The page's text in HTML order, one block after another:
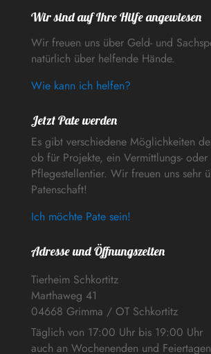
Wir sind auf Ihre Hilfe angewiesen
Wir freuen uns über Geld- und
natürlich über helfende Hände.
Wie kann ich helfen?
Jetzt Pate werden
Es gibt verschiedene Möglichkeiten
ob für Projekte, ein Vermittlungs- oder
Pflegestellentier. Wir freuen uns sehr
Patenschaft!
Ich möchte Pate sein!
Adresse und Öffnungszeiten
Tierheim Schkortitz
Marthaweg 41
04668 Grimma / OT Schkortitz
Täglich von 17:00 Uhr bis 19:00 Uhr
auch an Wochenenden und Feiertagen